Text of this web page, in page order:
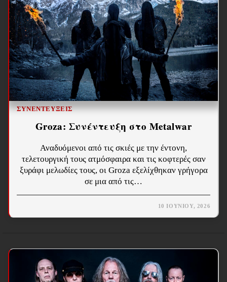
ΣΥΝΕΝΤΕΎΞΕΙΣ
Groza: Συνέντευξη στο Metalwar
Αναδυόμενοι από τις σκιές με την έντονη,
τελετουργική τους ατμόσφαιρα και τις κοφτερές σαν
ξυράφι μελωδίες τους, οι Groza εξελίχθηκαν γρήγορα
σε μια από τις…
10 ΙΟΥΝΊΟΥ, 2026